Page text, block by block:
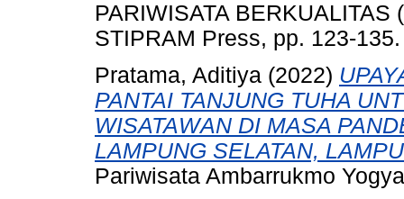
PARIWISATA
STIPRAM Press, pp. 123-
Pratama, Aditiya (2022)
PANTAI TANJUNG TUHA
WISATAWAN DI MASA
LAMPUNG SELATAN,
Pariwisata Ambarrukmo